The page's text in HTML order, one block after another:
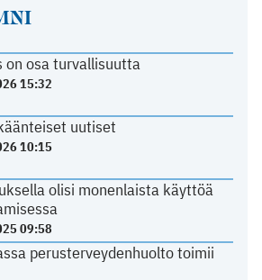
on osa turvallisuutta
15:32
uutiset
10:15
olisi monenlaista käyttöä
09:58
perusterveydenhuolto toimii